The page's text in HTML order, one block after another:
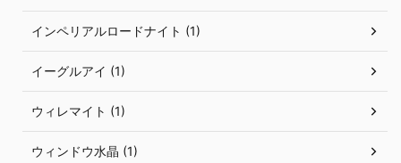
インペリアルロードナイト (1)
イーグルアイ (1)
ウィレマイト (1)
ウィンドウ水晶 (1)